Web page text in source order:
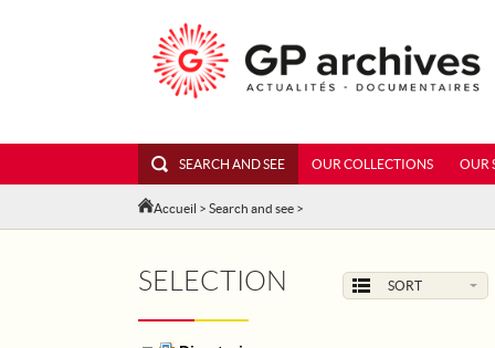
SEARCH AND SEE OUR COLLECTIONS OUR
Accueil > Search and see >
SELECTION SORT